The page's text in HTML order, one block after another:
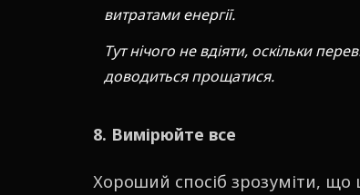
витратами енергії.
Тут нічого не вдіяти, оскільки
доводиться прощатися.
8. Вимірюйте все
Хороший спосіб зрозуміти,